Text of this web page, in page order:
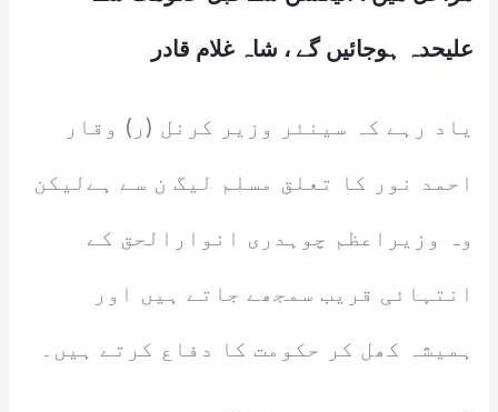
علیحدہ ہوجائیں گے ، شاہ غلام قادر
یاد رہے کہ سینئر وزیر کرنل (ر) وقار
احمد نور کا تعلق مسلم لیگ ن سے ہےلیکن
وہ وزیراعظم چوہدری انوارالحق کے
انتہائی قریب سمجھے جاتے ہیں اور
ہمیشہ کھل کر حکومت کا دفاع کرتے ہیں۔